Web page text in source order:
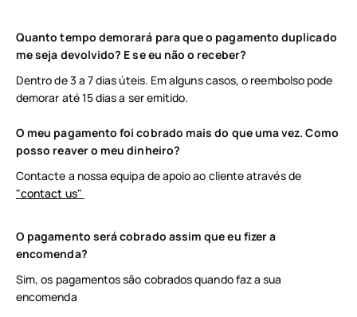
Quanto tempo demorará para que o pagamento duplicado
me seja devolvido? E se eu não o receber?
Dentro de 3 a 7 dias úteis. Em alguns casos, o reembolso pode
demorar até 15 dias a ser emitido.
O meu pagamento foi cobrado mais do que uma vez. Como
posso reaver o meu dinheiro?
Contacte a nossa equipa de apoio ao cliente através de
"contact us"
O pagamento será cobrado assim que eu fizer a
encomenda?
Sim, os pagamentos são cobrados quando faz a sua
encomenda